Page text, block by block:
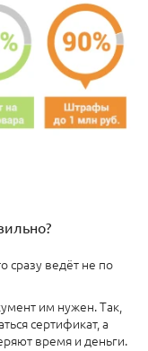
сразу ведёт не по
им нужен. Так,
сертификат, а
время и деньги.